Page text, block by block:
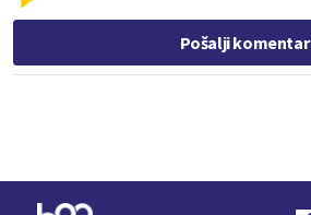
Pošalji komentar